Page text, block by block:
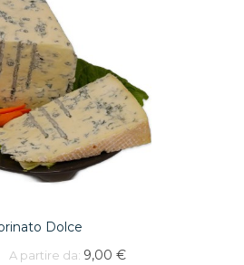
Dolce
A partire da: 9,00 €